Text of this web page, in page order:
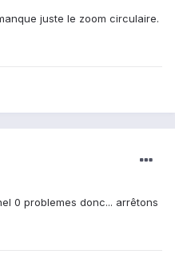
juste le zoom circulaire.
0 problemes donc... arrêtons